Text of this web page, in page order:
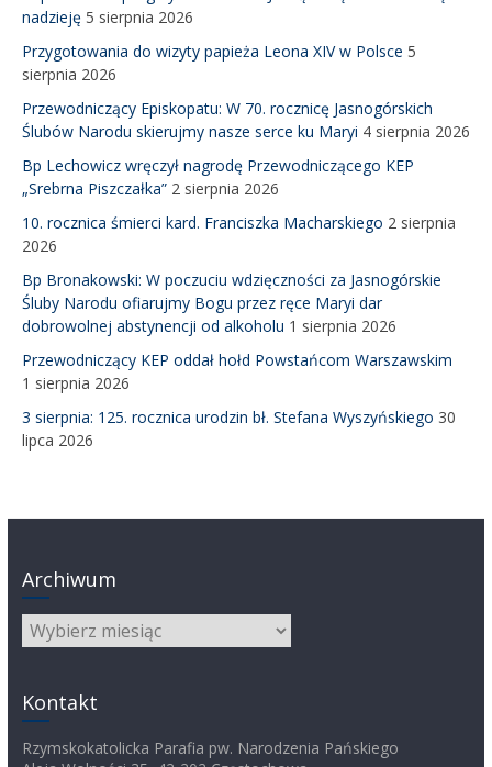
nadzieję 5 sierpnia 2026
Przygotowania do wizyty papieża Leona XIV w Polsce 5
sierpnia 2026
Przewodniczący Episkopatu: W 70. rocznicę Jasnogórskich
Ślubów Narodu skierujmy nasze serce ku Maryi 4 sierpnia 2026
Bp Lechowicz wręczył nagrodę Przewodniczącego KEP
„Srebrna Piszczałka” 2 sierpnia 2026
10. rocznica śmierci kard. Franciszka Macharskiego 2 sierpnia
2026
Bp Bronakowski: W poczuciu wdzięczności za Jasnogórskie
Śluby Narodu ofiarujmy Bogu przez ręce Maryi dar
dobrowolnej abstynencji od alkoholu 1 sierpnia 2026
Przewodniczący KEP oddał hołd Powstańcom Warszawskim
1 sierpnia 2026
3 sierpnia: 125. rocznica urodzin bł. Stefana Wyszyńskiego 30
lipca 2026
Archiwum
Archiwum
Kontakt
Rzymskokatolicka Parafia pw. Narodzenia Pańskiego